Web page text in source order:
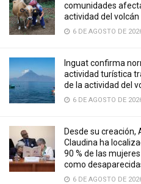
comunidades
actividad del volcán
6 DE AGOSTO DE
Inguat confirma
actividad turística
de la actividad del
6 DE AGOSTO DE
Desde su creación,
Claudina ha
90 % de las
como
6 DE AGOSTO DE